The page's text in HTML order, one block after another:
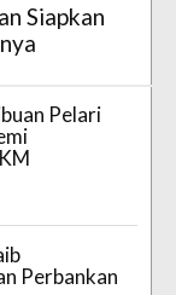
Siapkan
Pelari
Perbankan